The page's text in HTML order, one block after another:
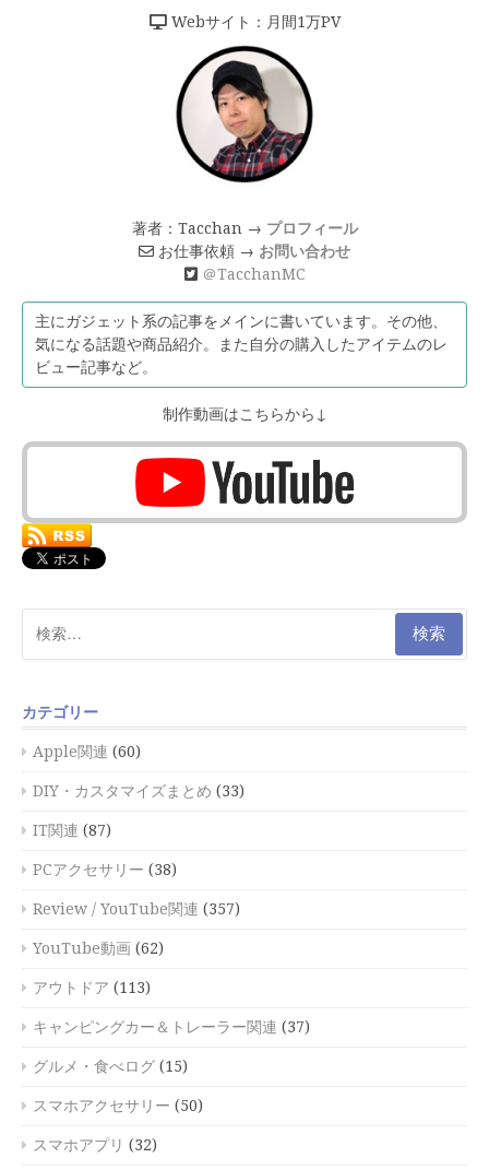
Webサイト：月間1万PV
著者：Tacchan → プロフィール
お仕事依頼 → お問い合わせ
＠TacchanMC
主にガジェット系の記事をメインに書いています。その他、
気になる話題や商品紹介。また自分の購入したアイテムのレ
ビュー記事など。
制作動画はこちらから↓
索:
カテゴリー
Apple関連 (60)
DIY・カスタマイズまとめ (33)
IT関連 (87)
PCアクセサリー (38)
Review / YouTube関連 (357)
YouTube動画 (62)
アウトドア (113)
キャンピングカー＆トレーラー関連 (37)
グルメ・食べログ (15)
スマホアクセサリー (50)
スマホアプリ (32)